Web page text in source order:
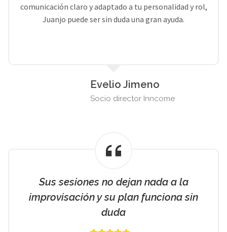
comunicación claro y adaptado a tu personalidad y rol,
Juanjo puede ser sin duda una gran ayuda.
Evelio Jimeno
Socio director Inncome
Sus sesiones no dejan nada a la
improvisación y su plan funciona sin
duda